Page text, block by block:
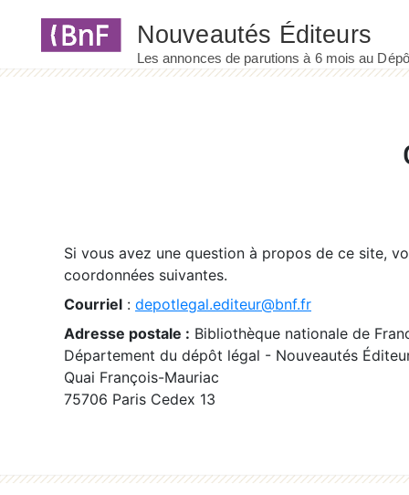
Si vous avez une question à propos de ce site,
coordonnées suivantes.
Courriel : depotlegal.editeur@bnf.fr
Adresse postale : Bibliothèque nationale de
Département du dépôt légal - Nouveautés
Quai François-Mauriac
75706 Paris Cedex 13